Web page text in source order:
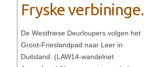
Fryske verbininge.